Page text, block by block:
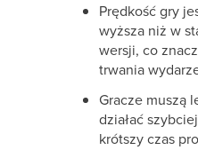
Prędkość gry
wyższa niż w
wersji, co
trwania
Gracze muszą
działać
krótszy czas